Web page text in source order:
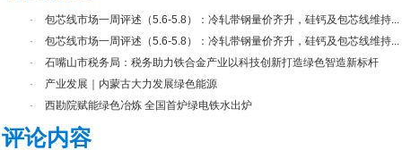
·
包芯线市场一周评述（5.6-5.8）：冷轧带钢量价齐升，硅钙及包芯线维持...
·
包芯线市场一周评述（5.6-5.8）：冷轧带钢量价齐升，硅钙及包芯线维持...
·
石嘴山市税务局：税务助力铁合金产业以科技创新打造绿色智造新标杆
·
产业发展｜内蒙古大力发展绿色能源
·
西勘院赋能绿色冶炼 全国首炉绿电铁水出炉
评论内容